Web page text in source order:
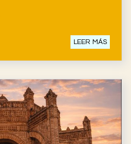
LEER MÁS